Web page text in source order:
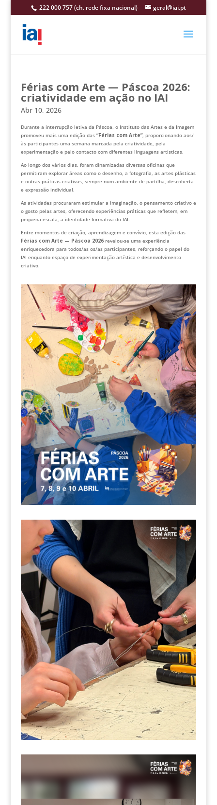
222 000 757 (ch. rede fixa nacional) geral@iai.pt
Férias com Arte — Páscoa 2026:
criatividade em ação no IAI
Abr 10, 2026
Durante a interrupção letiva da Páscoa, o Instituto das Artes e da Imagem
promoveu mais uma edição das “Férias com Arte”, proporcionando aos/
às participantes uma semana marcada pela criatividade, pela
experimentação e pelo contacto com diferentes linguagens artísticas.
Ao longo dos vários dias, foram dinamizadas diversas oficinas que
permitiram explorar áreas como o desenho, a fotografia, as artes plásticas
e outras práticas criativas, sempre num ambiente de partilha, descoberta
e expressão individual.
As atividades procuraram estimular a imaginação, o pensamento criativo e
o gosto pelas artes, oferecendo experiências práticas que refletem, em
pequena escala, a identidade formativa do IAI.
Entre momentos de criação, aprendizagem e convívio, esta edição das
Férias com Arte — Páscoa 2026revelou-se uma experiência
enriquecedora para todos/as os/as participantes, reforçando o papel do
IAI enquanto espaço de experimentação artística e desenvolvimento
criativo.